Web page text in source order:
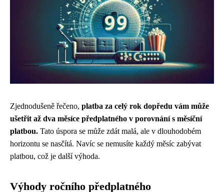
Zjednodušeně řečeno, platba za celý rok dopředu vám může
ušetřit až dva měsíce předplatného v porovnání s měsíční
platbou. Tato úspora se může zdát malá, ale v dlouhodobém
horizontu se nasčítá. Navíc se nemusíte každý měsíc zabývat
platbou, což je další výhoda.
Výhody ročního předplatného